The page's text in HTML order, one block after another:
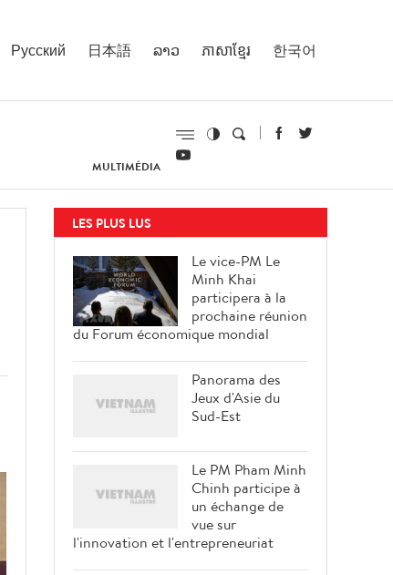
Русский 日本語 ລາວ ភាសាខ្មែរ 한국어
MULTIMÉDIA
LES PLUS LUS
Le vice-PM Le
Minh Khai
participera à la
prochaine réunion
du Forum économique mondial
Panorama des
Jeux d'Asie du
Sud-Est
Le PM Pham Minh
Chinh participe à
un échange de
vue sur
l'innovation et l'entrepreneuriat